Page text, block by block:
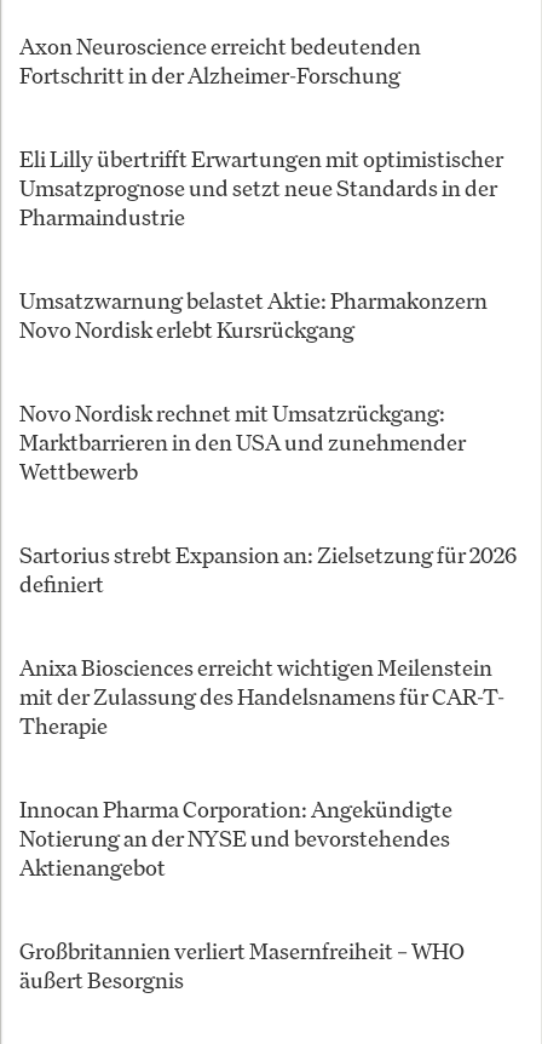
Axon Neuroscience erreicht bedeutenden
Fortschritt in der Alzheimer-Forschung
Eli Lilly übertrifft Erwartungen mit optimistischer
Umsatzprognose und setzt neue Standards in der
Pharmaindustrie
Umsatzwarnung belastet Aktie: Pharmakonzern
Novo Nordisk erlebt Kursrückgang
Novo Nordisk rechnet mit Umsatzrückgang:
Marktbarrieren in den USA und zunehmender
Wettbewerb
Sartorius strebt Expansion an: Zielsetzung für 2026
definiert
Anixa Biosciences erreicht wichtigen Meilenstein
mit der Zulassung des Handelsnamens für CAR-T-
Therapie
Innocan Pharma Corporation: Angekündigte
Notierung an der NYSE und bevorstehendes
Aktienangebot
Großbritannien verliert Masernfreiheit – WHO
äußert Besorgnis